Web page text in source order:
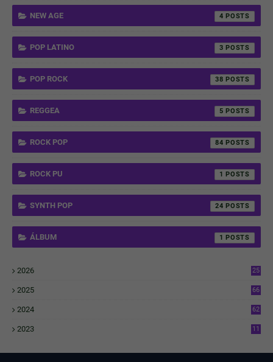
NEW AGE 4
POP LATINO 3
POP ROCK 38
REGGEA 5
ROCK POP 84
ROCK PU 1
SYNTH POP 24
ÁLBUM 1
2026
25
2025
66
2024
62
2023
11